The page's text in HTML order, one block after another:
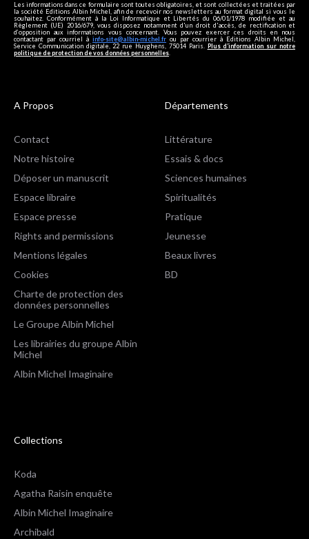
Les informations dans ce formulaire sont toutes obligatoires, et sont collectées et traitées par
la société Editions Albin Michel, afin de recevoir nos newsletters au format digital si vous le
souhaitez. Conformément à la Loi Informatique et Libertés du 06/01/1978 modifiée et au
Règlement (UE) 2016/679, vous disposez notamment d'un droit d'accès, de rectification et
d’opposition aux informations vous concernant. Vous pouvez exercer ces droits en nous
contactant par courriel à info-site@albin-michel.fr ou par courrier à Editions Albin Michel,
Service Communication digitale, 22 rue Huyghens, 75014 Paris. Plus d’information sur notre
politique de protection de vos données personnelles
A Propos
Contact
Notre histoire
Déposer un manuscrit
Espace libraire
Espace presse
Rights and permissions
Mentions légales
Cookies
Charte de protection des
données personnelles
Le Groupe Albin Michel
Les librairies du groupe Albin
Michel
Albin Michel Imaginaire
Départements
Littérature
Essais & docs
Sciences humaines
Spiritualités
Pratique
Jeunesse
Beaux livres
BD
Collections
Koda
Agatha Raisin enquête
Albin Michel Imaginaire
Archibald